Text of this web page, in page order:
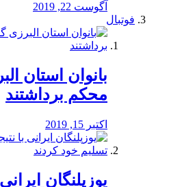
آگوست 22, 2019
فوتبال
بانوان استان
محكم برداشتند
اکتبر 15, 2019
یوزپلنگان